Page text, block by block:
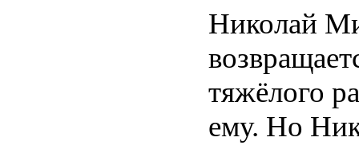
Николай
тяжёлого
ему. Но